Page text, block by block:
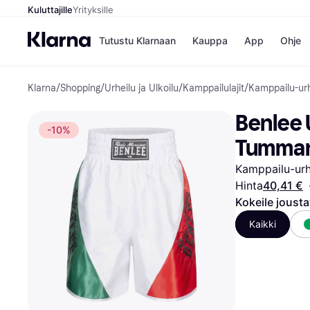
KuluttajilleYrityksille
Tutustu Klarnaan Kauppa
Kaupat
Gigantti
H&M
Peten
Wolt
App Ohje
Klarna/Shopping/Urheilu ja Ulkoilu/Kamppailulajit/Kamppailu-
-10%
Benlee
n
Kamppailu-
Hinta40,41 € ·
Kokeile
Kaikki